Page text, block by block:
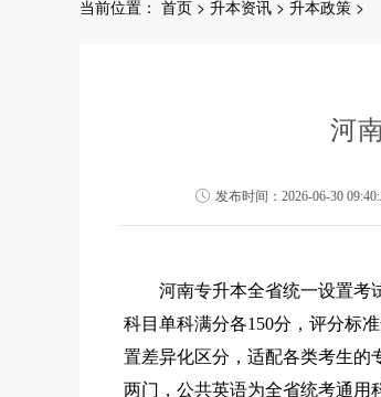
当前位置： 首页 > 升本资讯 > 升本政策 >
河
发布时间：2026-06-30
河南专升本全省统一设置考试
科目单科满分各150分，评分标
置差异化区分，适配各类考生的
两门，公共英语为全省统考通用